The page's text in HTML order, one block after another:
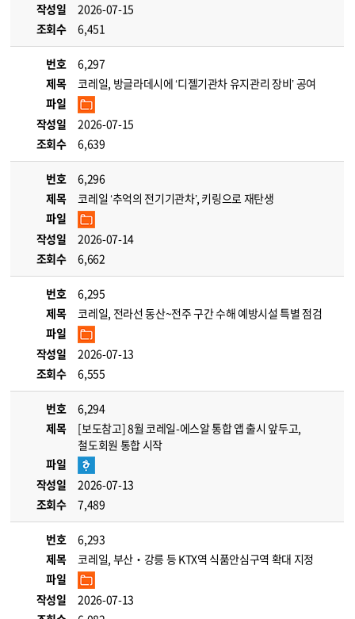
작성일
2026-07-15
조회수
6,451
번호
6,297
제목
코레일, 방글라데시에 ‘디젤기관차 유지관리 장비’ 공여
파일
작성일
2026-07-15
조회수
6,639
번호
6,296
제목
코레일 ‘추억의 전기기관차’, 키링으로 재탄생
파일
작성일
2026-07-14
조회수
6,662
번호
6,295
제목
코레일, 전라선 동산~전주 구간 수해 예방시설 특별 점검
파일
작성일
2026-07-13
조회수
6,555
번호
6,294
제목
[보도참고] 8월 코레일-에스알 통합 앱 출시 앞두고,
철도회원 통합 시작
파일
작성일
2026-07-13
조회수
7,489
번호
6,293
제목
코레일, 부산‧강릉 등 KTX역 식품안심구역 확대 지정
파일
작성일
2026-07-13